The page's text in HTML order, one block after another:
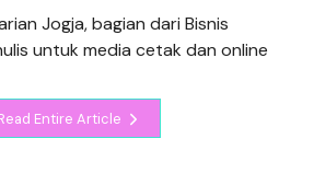
Jogja, bagian dari Bisnis
untuk media cetak dan online
Entire Article